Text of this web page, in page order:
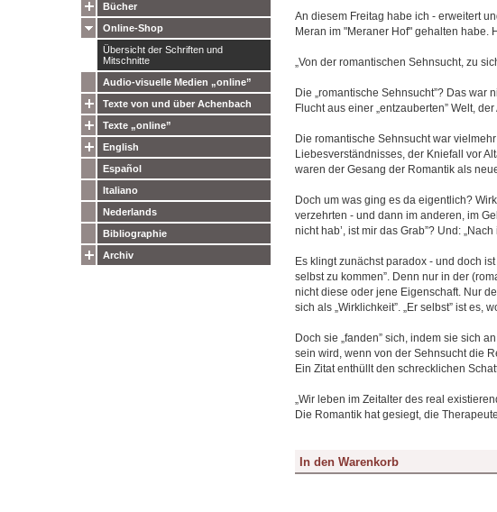
Bücher
Online-Shop
Übersicht der Schriften und
Mitschnitte
Audio-visuelle Medien „online”
Texte von und über Achenbach
Texte „online”
English
Español
Italiano
Nederlands
Bibliographie
Archiv
An diesem Freitag habe ich - erweitert
Meran im "Meraner Hof" gehalten habe.
„Von der romantischen Sehnsucht, zu
Die „romantische Sehnsucht”? Das war
Flucht aus einer „entzauberten” Welt,
Die romantische Sehnsucht war
Liebesverständnisses, der Kniefall vor
waren der Gesang der Romantik als
Doch um was ging es da eigentlich?
verzehrten - und dann im anderen, im
nicht hab’, ist mir das Grab”? Und:
Es klingt zunächst paradox - und doch
selbst zu kommen”. Denn nur in der
nicht diese oder jene Eigenschaft. Nur
sich als „Wirklichkeit”. „Er selbst” ist es,
Doch sie „fanden” sich, indem sie sich
sein wird, wenn von der Sehnsucht die
Ein Zitat enthüllt den schrecklichen
„Wir leben im Zeitalter des real
Die Romantik hat gesiegt, die